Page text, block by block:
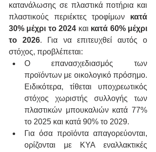
κατανάλωσης σε πλαστικά ποτήρια και
πλαστικούς περιέκτες τροφίμων κατά
30% μέχρι το 2024 και κατά 60% μέχρι
το 2026. Για να επιτευχθεί αυτός ο
στόχος, προβλέπεται:
Ο επανασχεδιασμός των
προϊόντων με οικολογικό πρόσημο.
Ειδικότερα, τίθεται υποχρεωτικός
στόχος χωριστής συλλογής των
πλαστικών μπουκαλιών κατά 77%
το 2025 και κατά 90% το 2029.
Για όσα προϊόντα απαγορεύονται,
ορίζονται με ΚΥΑ εναλλακτικές